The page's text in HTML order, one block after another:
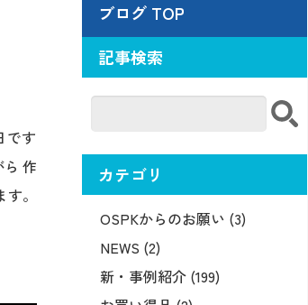
ブログ TOP
記事検索
カテゴリ
OSPKからのお願い (3)
NEWS (2)
新・事例紹介 (199)
です
作
。